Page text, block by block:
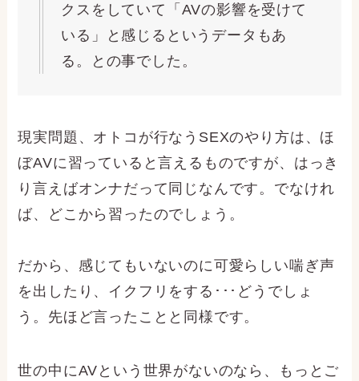
クスをしていて「AVの影響を受けて
いる」と感じるというデータもあ
る。との事でした。
現実問題、オトコが行なうSEXのやり方は、ほ
ぼAVに習っていると言えるものですが、はっき
り言えばオンナだって同じなんです。でなけれ
ば、どこから習ったのでしょう。
だから、感じてもいないのに可愛らしい喘ぎ声
を出したり、イクフリをする･･･どうでしょ
う。先ほど言ったことと同様です。
世の中にAVという世界がないのなら、もっとご